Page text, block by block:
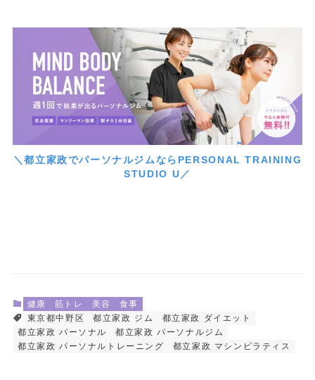
＼都立家政でパーソナルジムならPERSONAL TRAINING
STUDIO U／
健康 筋トレ 美容
食事
東京都中野区
都立家政 ジム
都立家政 ダイエット
都立家政 パーソナル
都立家政 パーソナルジム
都立家政 パーソナルトレーニング
都立家政 マシンピラティス